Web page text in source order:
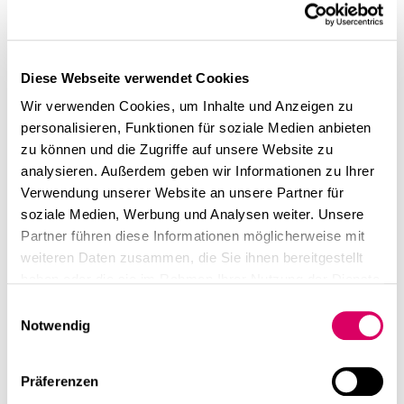
Diese Webseite verwendet Cookies
Wir verwenden Cookies, um Inhalte und Anzeigen zu
personalisieren, Funktionen für soziale Medien anbieten
zu können und die Zugriffe auf unsere Website zu
analysieren. Außerdem geben wir Informationen zu Ihrer
Verwendung unserer Website an unsere Partner für
soziale Medien, Werbung und Analysen weiter. Unsere
Partner führen diese Informationen möglicherweise mit
weiteren Daten zusammen, die Sie ihnen bereitgestellt
Notwendig
Präferenzen
Deutsch
English
Impressum
Datenschutz
Bürgerhospitals Frankfurt durch CSMM"
"Weg von Klinikatmosphäre – hin zu einer
nutzerzentrierten Gestaltung, die den Menschen in den
Mittelpunkt stellt: Die funktionalen Anforderungen –
Abläufe, Hygiene, Barrierefreiheit – bleiben bestehen,
werden jedoch um die entscheidende Dimension
ergänzt, den positiven Einfluss des Raumes auf die
Genesung zu fördern. Empfangsbereich und Infocenter
vermitteln seit ihrer Umgestaltung durch das
Patient:innenbefragung voraus, um Funktionalität,
Bedarf und Atmosphäre bestmöglich einschätzen zu